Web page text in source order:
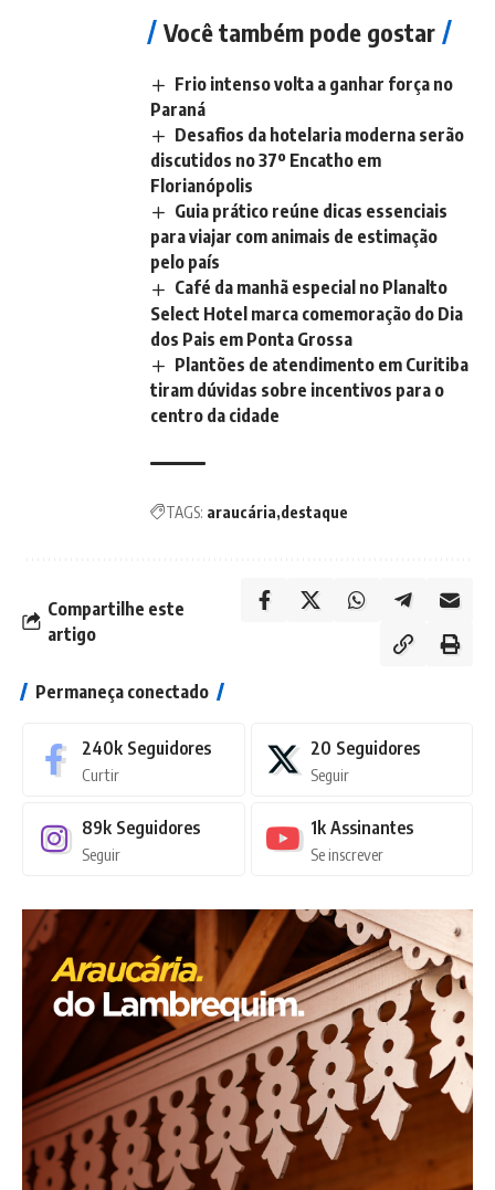
Você também pode gostar
Frio intenso volta a ganhar força no
Paraná
Desafios da hotelaria moderna serão
discutidos no 37º Encatho em
Florianópolis
Guia prático reúne dicas essenciais
para viajar com animais de estimação
pelo país
Café da manhã especial no Planalto
Select Hotel marca comemoração do Dia
dos Pais em Ponta Grossa
Plantões de atendimento em Curitiba
tiram dúvidas sobre incentivos para o
centro da cidade
TAGS: araucária destaque
Compartilhe este
artigo
Permaneça conectado
240k Seguidores
Curtir
20 Seguidores
Seguir
89k Seguidores
Seguir
1k Assinantes
Se inscrever